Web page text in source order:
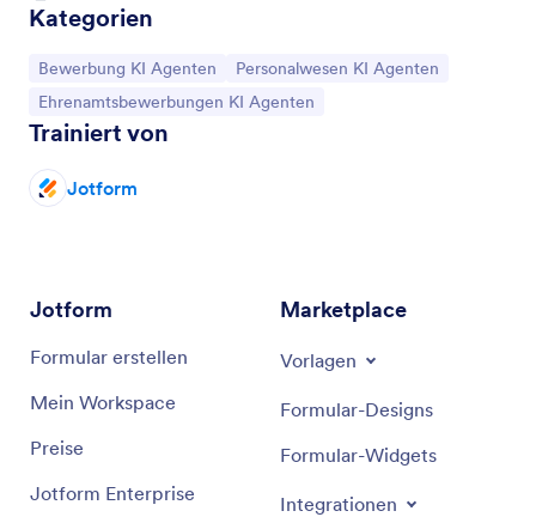
Kategorien
Zur Kategorie:
Bewerbung KI Agenten Zur Kategorie:
Personalwesen KI Agenten
Zur Kategorie:
Ehrenamtsbewerbungen KI Agenten
Trainiert von
Jotform
Jotform
Formular erstellen
Mein Workspace
Preise
Jotform Enterprise
Marketplace
Vorlagen
Formular-Designs
Formular-Widgets
Integrationen